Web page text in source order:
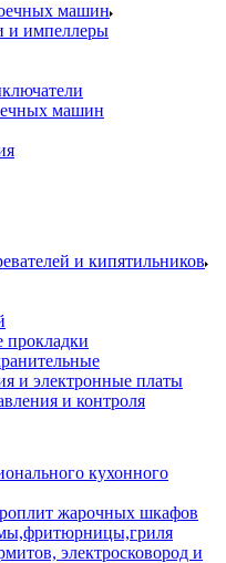
машин
и импеллеры
машин
и кипятильников
прокладки
и электронные платы
и контроля
кухонного
жарочных шкафов
электросковород и